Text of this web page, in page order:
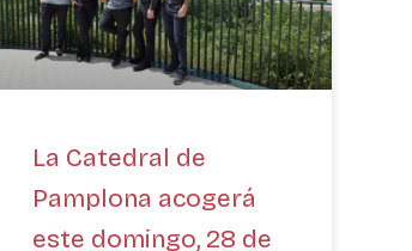
La Catedral de
Pamplona acogerá
este domingo, 28 de